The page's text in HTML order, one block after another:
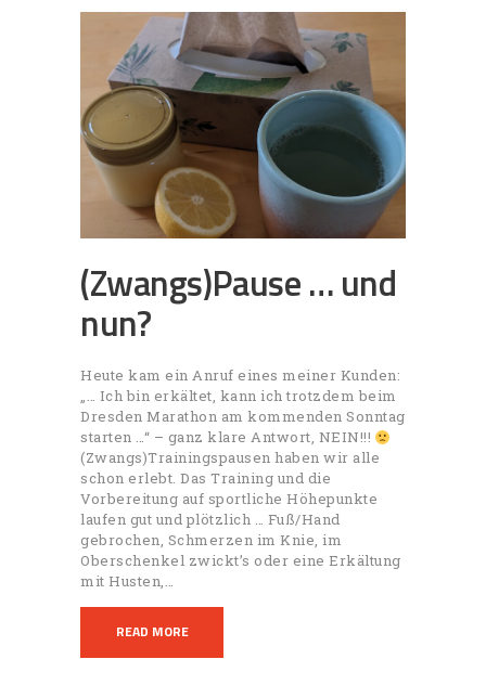
(Zwangs)Pause … und
nun?
Heute kam ein Anruf eines meiner Kunden:
„… Ich bin erkältet, kann ich trotzdem beim
Dresden Marathon am kommenden Sonntag
starten …“ – ganz klare Antwort, NEIN!!!
(Zwangs)Trainingspausen haben wir alle
schon erlebt. Das Training und die
Vorbereitung auf sportliche Höhepunkte
laufen gut und plötzlich … Fuß/Hand
gebrochen, Schmerzen im Knie, im
Oberschenkel zwickt’s oder eine Erkältung
mit Husten,…
READ MORE